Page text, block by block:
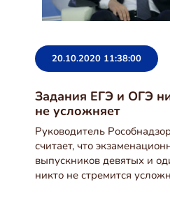
20.10.2020 11:38:00
Задания ЕГЭ и ОГЭ
не усложняет
Руководитель
считает, что
выпускников девятых и
никто не стремится